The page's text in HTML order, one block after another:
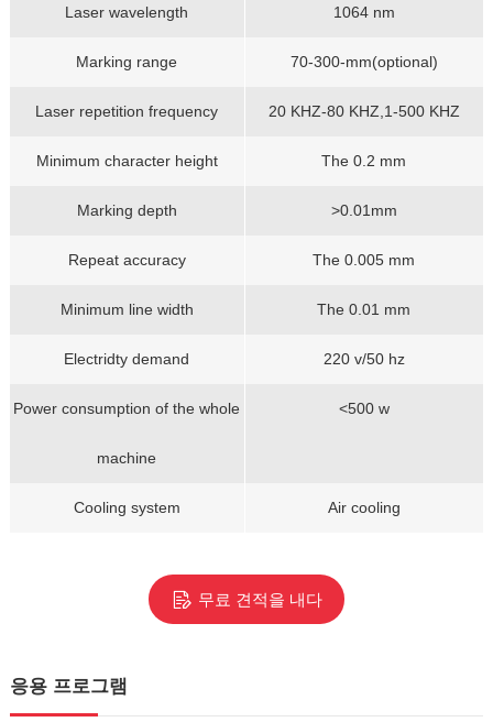
Laser wavelength 1064 nm
Marking range 70-300-mm(optional)
Laser repetition frequency 20 KHZ-80 KHZ,1-500 KHZ
Minimum character height The 0.2 mm
Marking depth >0.01mm
Repeat accuracy The 0.005 mm
Minimum line width The 0.01 mm
Electridty demand 220 v/50 hz
Power consumption of the whole
machine
<500 w
Cooling system Air cooling
무료 견적을 내다
응용 프로그램